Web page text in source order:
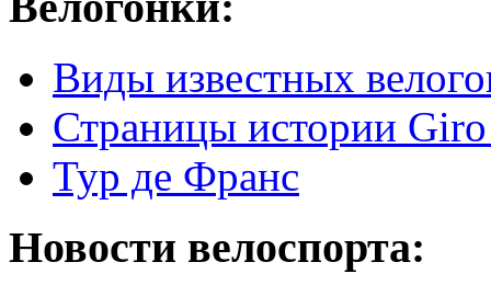
Виды известных
Страницы истории
Тур де Франс
Новости велоспорта: